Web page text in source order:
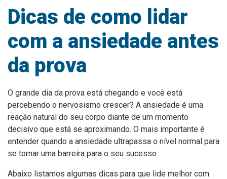
Dicas de como lidar
com a ansiedade antes
da prova
O grande dia da prova está chegando e você está
percebendo o nervosismo crescer? A ansiedade é uma
reação natural do seu corpo diante de um momento
decisivo que está se aproximando. O mais importante é
entender quando a ansiedade ultrapassa o nível normal para
se tornar uma barreira para o seu sucesso.
Abaixo listamos algumas dicas para que lide melhor com